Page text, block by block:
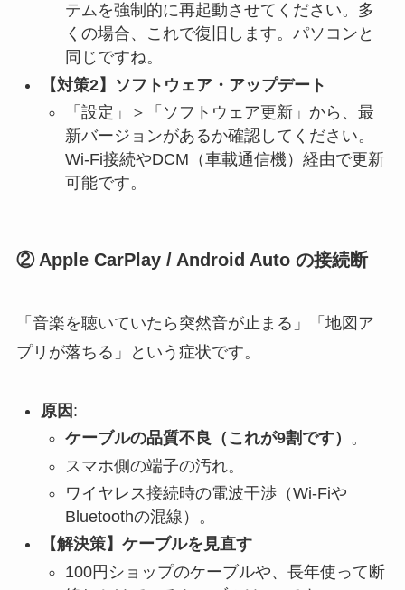
テムを強制的に再起動させてください。多
くの場合、これで復旧します。パソコンと
同じですね。
【対策2】ソフトウェア・アップデート
「設定」＞「ソフトウェア更新」から、最
新バージョンがあるか確認してください。
Wi-Fi接続やDCM（車載通信機）経由で更新
可能です。
② Apple CarPlay / Android Auto の接続断
「音楽を聴いていたら突然音が止まる」「地図ア
プリが落ちる」という症状です。
原因 :
ケーブルの品質不良（これが9割です） 。
スマホ側の端子の汚れ。
ワイヤレス接続時の電波干渉（Wi-Fiや
Bluetoothの混線）。
【解決策】ケーブルを見直す
100円ショップのケーブルや、長年使って断